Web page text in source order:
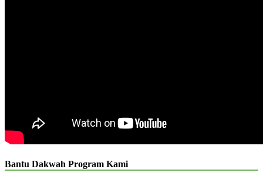
Bantu Dakwah Program Kami